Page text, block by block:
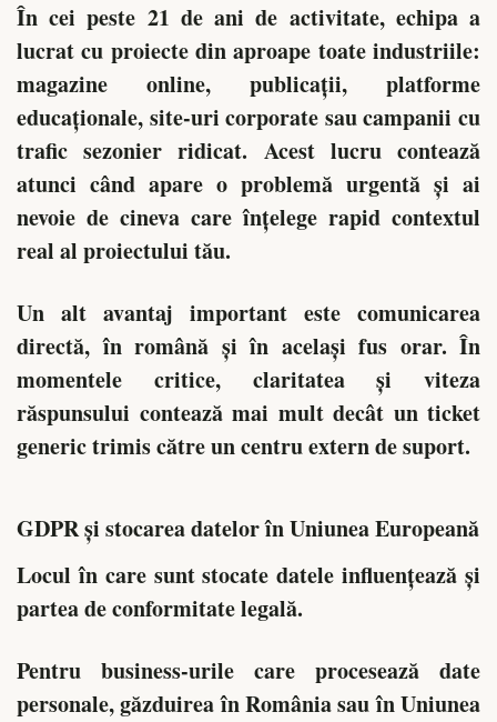
În cei peste 21 de ani de activitate, echipa a
lucrat cu proiecte din aproape toate industriile:
magazine online, publicații, platforme
educaționale, site-uri corporate sau campanii cu
trafic sezonier ridicat. Acest lucru contează
atunci când apare o problemă urgentă și ai
nevoie de cineva care înțelege rapid contextul
real al proiectului tău.
Un alt avantaj important este comunicarea
directă, în română și în același fus orar. În
momentele critice, claritatea și viteza
răspunsului contează mai mult decât un ticket
generic trimis către un centru extern de suport.
GDPR și stocarea datelor în Uniunea Europeană
Locul în care sunt stocate datele influențează și
partea de conformitate legală.
Pentru business-urile care procesează date
personale, găzduirea în România sau în Uniunea